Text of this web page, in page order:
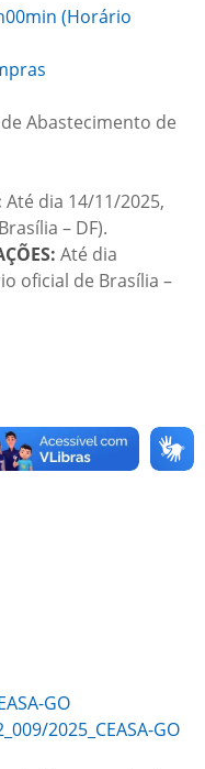
(Horário
Abastecimento de
Até dia 14/11/2025,
– DF).
Até dia
oficial de Brasília –
GO
2025_CEASA-GO